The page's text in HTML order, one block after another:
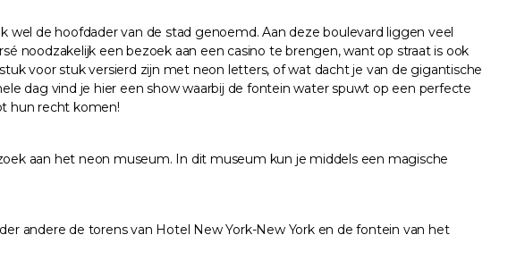
wel de hoofdader van de stad genoemd. Aan deze boulevard liggen veel
noodzakelijk een bezoek aan een casino te brengen, want op straat is ook
voor stuk versierd zijn met neon letters, of wat dacht je van de gigantische
dag vind je hier een show waarbij de fontein water spuwt op een perfecte
hun recht komen!
aan het neon museum. In dit museum kun je middels een magische
andere de torens van Hotel New York-New York en de fontein van het